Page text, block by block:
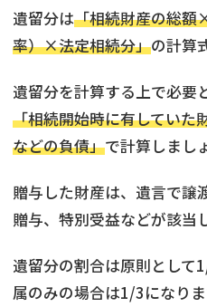
遺留分は「相続財産の総額
率）×法定相続分」の計算
遺留分を計算する上で必要
「相続開始時に有していた
などの負債」で計算しまし
贈与した財産は、遺言で譲
贈与、特別受益などが該当
遺留分の割合は原則として
属のみの場合は1/3になりま